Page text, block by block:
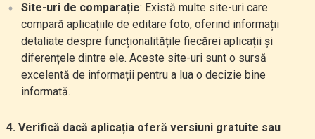
Site-uri de comparație: Există multe site-uri care
compară aplicațiile de editare foto, oferind informații
detaliate despre funcționalitățile fiecărei aplicații și
diferențele dintre ele. Aceste site-uri sunt o sursă
excelentă de informații pentru a lua o decizie bine
informată.
4. Verifică dacă aplicația oferă versiuni gratuite sau